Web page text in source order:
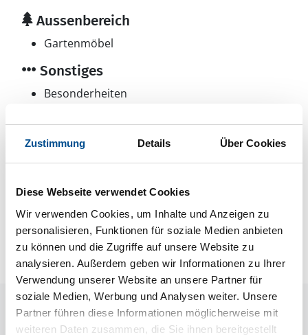
Zustimmung Details Über Cookies
Diese Webseite verwendet Cookies
Wir verwenden Cookies, um Inhalte und Anzeigen zu
personalisieren, Funktionen für soziale Medien anbieten
zu können und die Zugriffe auf unsere Website zu
analysieren. Außerdem geben wir Informationen zu Ihrer
Verwendung unserer Website an unsere Partner für
soziale Medien, Werbung und Analysen weiter. Unsere
Partner führen diese Informationen möglicherweise mit
weiteren Daten zusammen, die Sie ihnen bereitgestellt
Aussenbereich
Gartenmöbel
Sonstiges
Besonderheiten
Wärmepumpe
Luft-Wasser
Neben- und Verbrauchskosten
Die aktuellen Verbrauchskosten finden Sie im
nächsten Schritt im Buchungsformular.
Raumaufteilung